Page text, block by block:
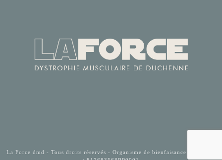
La Force dmd - Tous droits réservés - Organisme de bienfaisance enregistré